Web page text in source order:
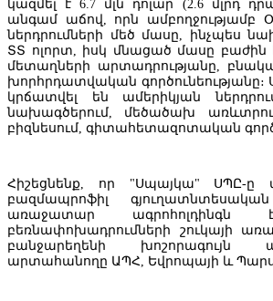
առավելություններով և հատուկ արշավով
կազմել է 6.7 մլն դոլար (2.6 մլրդ
անգամ աճով, որն ամբողջությամբ
ներդրումների մեծ մասը, ինչպես
ՏՏ ոլորտ, իսկ մնացած մասը բաժին
մետաղների արտադրությանը,
խորհրդատվական գործունեությանը։
կրճատվել են ամերիկյան
նախագծերում, մեծածախ
բիզնեսում, գիտահետազոտական
Հիշեցնենք, որ "Սպայկա" ՍՊԸ-ը
բազմապրոֆիլ
առաջատար ագրոհոլդինգն
բեռնափոխադրումների շուկայի
բանջարեղենի խոշորագույն
արտահանողը ԱՊՀ, Եվրոպայի և